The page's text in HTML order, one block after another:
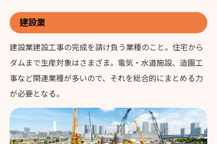
建設業
建設業建設工事の完成を請け負う業種のこと。住宅から
ダムまで生産対象はさまざま。電気・水道施設、造園工
事など関連業種が多いので、それを総合的にまとめる力
が必要となる。